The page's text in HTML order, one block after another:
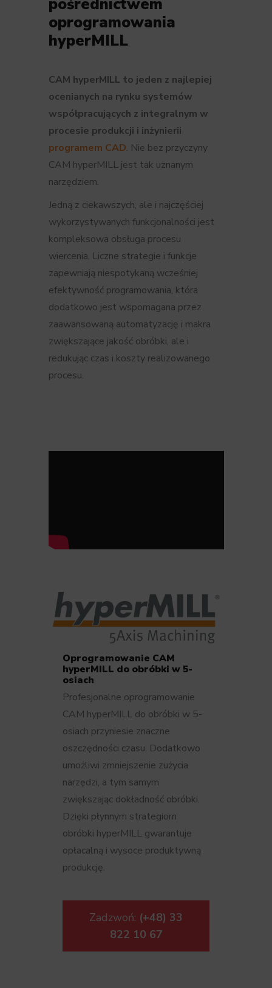
pośrednictwem
oprogramowania
hyperMILL
CAM hyperMILL to jeden z najlepiej
ocenianych na rynku systemów
współpracujących z integralnym w
procesie produkcji i inżynierii
programem CAD. Nie bez przyczyny
CAM hyperMILL jest tak uznanym
narzędziem.
Jedną z ciekawszych, ale i najczęściej
wykorzystywanych funkcjonalności jest
kompleksowa obsługa procesu
wiercenia. Liczne strategie i funkcje
zapewniają niespotykaną wcześniej
efektywność programowania, która
dodatkowo jest wspomagana przez
zaawansowaną automatyzację i makra
zwiększające jakość obróbki, ale i
redukując czas i koszty realizowanego
procesu.
Oprogramowanie CAM
hyperMILL do obróbki w 5-
osiach
Profesjonalne oprogramowanie
CAM hyperMILL do obróbki w 5-
osiach przyniesie znaczne
oszczędności czasu. Dodatkowo
umożliwi zmniejszenie zużycia
narzędzi, a tym samym
zwiększając dokładność obróbki.
Dzięki płynnym strategiom
obróbki hyperMILL gwarantuje
opłacalną i wysoce produktywną
produkcję.
Zadzwoń: (+48) 33
822 10 67